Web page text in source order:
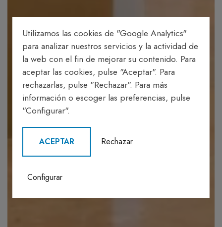
Utilizamos las cookies de "Google Analytics"
para analizar nuestros servicios y la actividad de
la web con el fin de mejorar su contenido. Para
aceptar las cookies, pulse "Aceptar". Para
rechazarlas, pulse "Rechazar". Para más
información o escoger las preferencias, pulse
"Configurar".
ACEPTAR Rechazar
Configurar